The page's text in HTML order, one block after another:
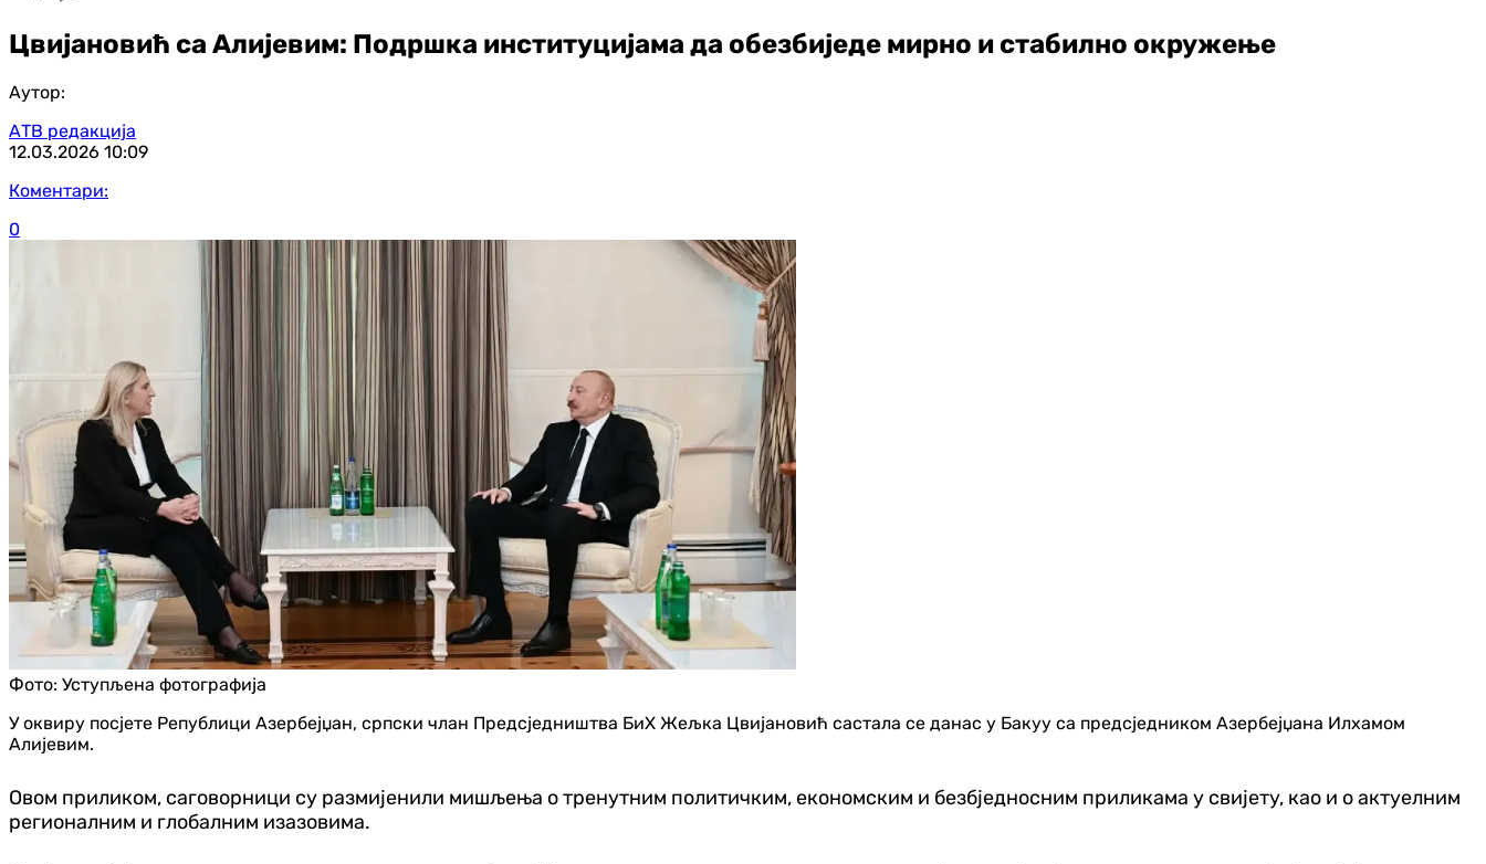
Цвијановић са Алијевим: Подршка институцијама да обезбиједе мирно и стабилно окружење
Аутор:
АТВ редакција
12.03.2026 10:09
Коментари:
0
Фото: Уступљена фотографија
У оквиру посјете Републици Азербејџан, српски члан Предсједништва БиХ Жељка Цвијановић састала се данас у Бакуу са предсједником Азербејџана Илхамом
Алијевим.
Овом приликом, саговорници су размијенили мишљења о тренутним политичким, економским и безбједносним приликама у свијету, као и о актуелним
регионалним и глобалним изазовима.